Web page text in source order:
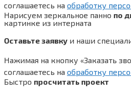
соглашаетесь на обработку
Нарисуем зеркальное панно по
картинке из интерната
Оставьте заявку и наши
Нажимая на кнопку «Заказать
соглашаетесь на обработку
Быстро просчитать проект